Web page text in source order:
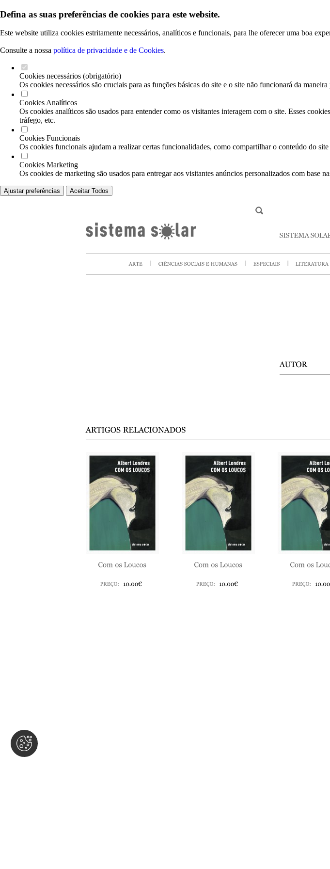
Defina as suas preferências de cookies para este website.
Este website utiliza cookies estritamente necessários, analíticos e funcionais, para lhe oferecer uma boa
Consulte a nossa política de privacidade e de Cookies.
Cookies necessários (obrigatório)
Os cookies necessários são cruciais para as funções básicas do site e o site não funcionará da maneira
Cookies Analíticos
Os cookies analíticos são usados para entender como os visitantes interagem com o site. Esses
tráfego, etc.
Cookies Funcionais
Os cookies funcionais ajudam a realizar certas funcionalidades, como compartilhar o conteúdo do
Cookies Marketing
Os cookies de marketing são usados para entregar aos visitantes anúncios personalizados com base
Ajustar preferências Aceitar Todos